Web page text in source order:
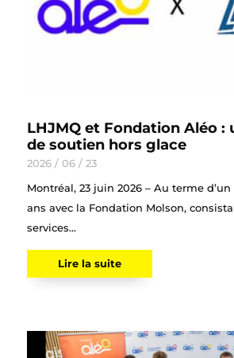
LHJMQ et Fondation Aléo :
de soutien hors glace
2026 / 06 / 23
Montréal, 23 juin 2026 – Au terme
ans avec la Fondation Molson,
services...
Lire la suite